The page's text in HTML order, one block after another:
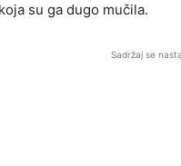
su ga dugo mučila.
Sadržaj se